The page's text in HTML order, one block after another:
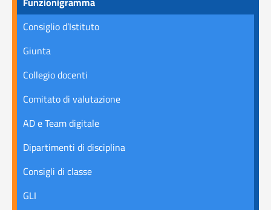
Consiglio d’Istituto
Giunta
Collegio docenti
Comitato di valutazione
AD e Team digitale
Dipartimenti di disciplina
Consigli di classe
GLI